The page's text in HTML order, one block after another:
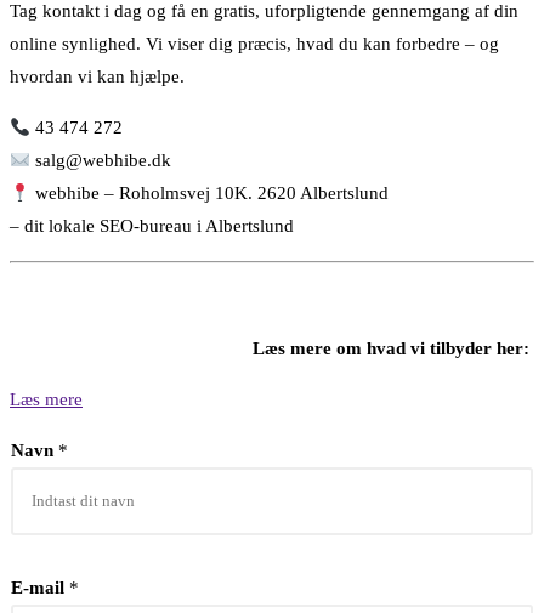
Tag kontakt i dag og få en gratis, uforpligtende gennemgang af din
online synlighed. Vi viser dig præcis, hvad du kan forbedre – og
hvordan vi kan hjælpe.
43 474 272
salg@webhibe.dk
webhibe – Roholmsvej 10K. 2620 Albertslund
– dit lokale SEO-bureau i Albertslund
Læs mere om hvad vi tilbyder her:
Læs mere
Navn *
E-mail *